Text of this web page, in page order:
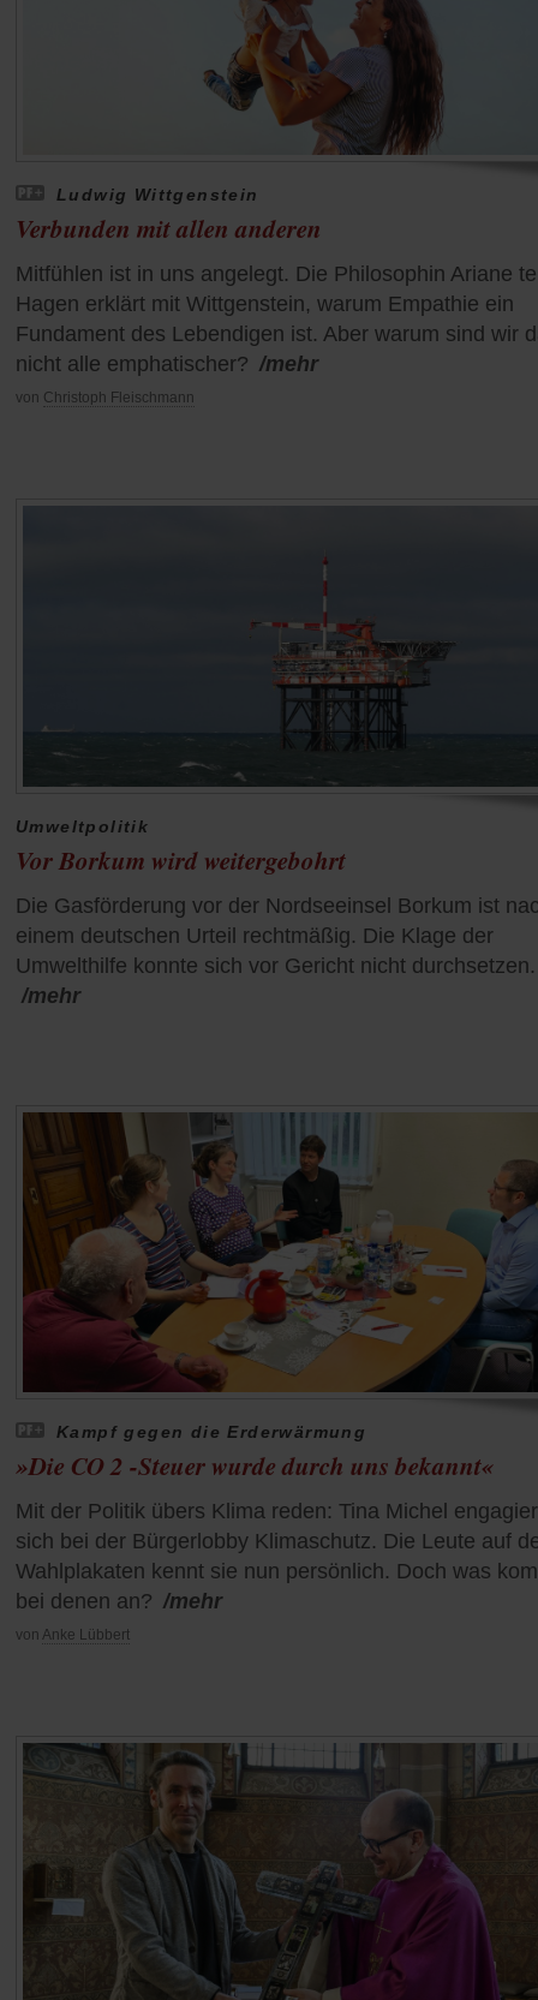
Ludwig Wittgenstein
Verbunden mit allen anderen
Mitfühlen ist in uns angelegt. Die Philosophin Ariane
Hagen erklärt mit Wittgenstein, warum Empathie ein
Fundament des Lebendigen ist. Aber warum sind wir
nicht alle emphatischer? /mehr
von Christoph Fleischmann
Umweltpolitik
Vor Borkum wird weitergebohrt
Die Gasförderung vor der Nordseeinsel Borkum ist
einem deutschen Urteil rechtmäßig. Die Klage der
Umwelthilfe konnte sich vor Gericht nicht durchsetzen.
/mehr
Kampf gegen die Erderwärmung
»Die CO 2 -Steuer wurde durch uns bekannt«
Mit der Politik übers Klima reden: Tina Michel
sich bei der Bürgerlobby Klimaschutz. Die Leute auf
Wahlplakaten kennt sie nun persönlich. Doch was
bei denen an? /mehr
von Anke Lübbert